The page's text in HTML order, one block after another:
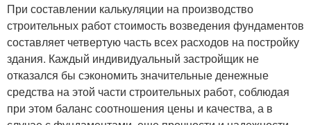
При составлении калькуляции на производство
строительных работ стоимость возведения фундаментов
составляет четвертую часть всех расходов на постройку
здания. Каждый индивидуальный застройщик не
отказался бы сэкономить значительные денежные
средства на этой части строительных работ, соблюдая
при этом баланс соотношения цены и качества, а в